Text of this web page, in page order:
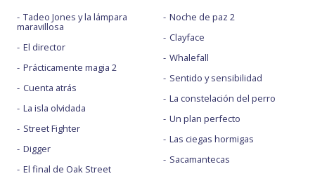
Tadeo Jones y la lámpara
maravillosa
El director
Prácticamente magia 2
Cuenta atrás
La isla olvidada
Street Fighter
Digger
El final de Oak Street
Noche de paz 2
Clayface
Whalefall
Sentido y sensibilidad
La constelación del perro
Un plan perfecto
Las ciegas hormigas
Sacamantecas